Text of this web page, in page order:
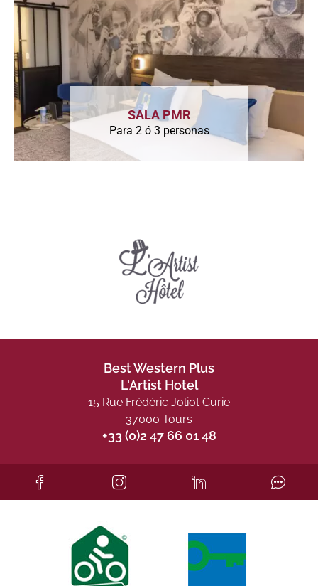
SALA PMR
Para 2 ó 3 personas
Best Western Plus
L'Artist Hotel
15 Rue Frédéric Joliot Curie
37000 Tours
+33 (0)2 47 66 01 48